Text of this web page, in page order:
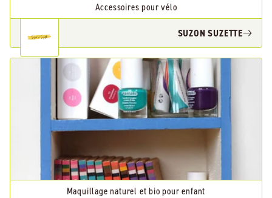
Accessoires pour vélo
SUZON SUZETTE
Maquillage naturel et bio pour enfant